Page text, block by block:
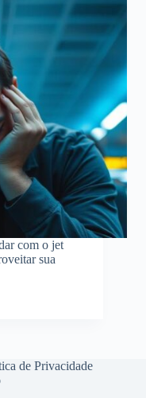
com o jet
sua
de Privacidade